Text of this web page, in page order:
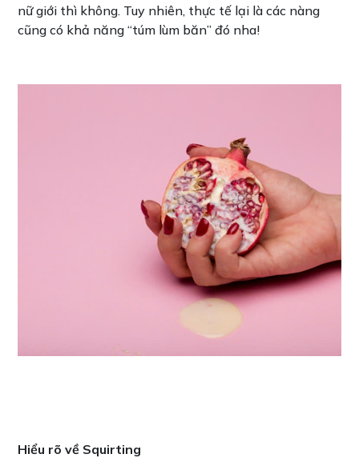
nữ giới thì không. Tuy nhiên, thực tế lại là các nàng
cũng có khả năng “túm lùm băn” đó nha!
Hiểu rõ về Squirting